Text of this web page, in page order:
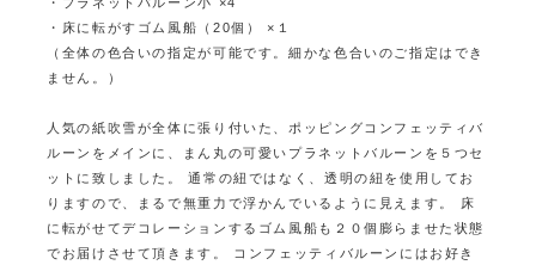
・床に転がすゴム風船（20個） ×１
（全体の色合いの指定が可能です。細かな色合いのご指定はでき
ません。）
人気の紙吹雪が全体に張り付いた、ポッピングコンフェッティバ
ルーンをメインに、まん丸の可愛いプラネットバルーンを５つセ
ットに致しました。
通常の紐ではなく、透明の紐を使用してお
りますので、まるで無重力で浮かんでいるように見えます。
床
に転がせてデコレーションするゴム風船も２０個膨らませた状態
でお届けさせて頂きます。
コンフェッティバルーンにはお好き